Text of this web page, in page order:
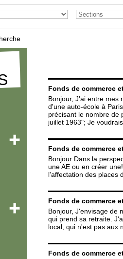
Fonds de commerce
Bonjour, J'ai entre mes
d'une auto-école à
précisant le nombre de
juillet 1963"; Je
Fonds de commerce
Bonjour Dans la
une AE ou en créer
l'affectation des places
Fonds de commerce
Bonjour, J'envisage de
qui prend sa retraite.
local, qui n'est pas aux
Fonds de commerce